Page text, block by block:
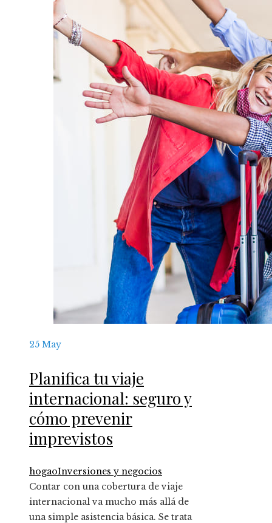
25 May
Planifica tu viaje
internacional: seguro y
cómo prevenir
imprevistos
hogaoInversiones y negocios
Contar con una cobertura de viaje
internacional va mucho más allá de
una simple asistencia básica. Se trata